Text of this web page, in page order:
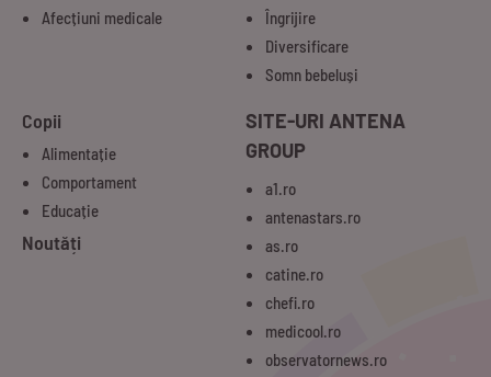
Afecțiuni medicale
Îngrijire
Diversificare
Somn bebeluși
Copii
Alimentație
Comportament
Educație
Noutăți
SITE-URI ANTENA
GROUP
a1.ro
antenastars.ro
as.ro
catine.ro
chefi.ro
medicool.ro
observatornews.ro